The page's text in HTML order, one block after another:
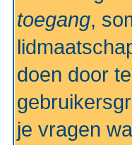
toegang,
doen door
je vragen